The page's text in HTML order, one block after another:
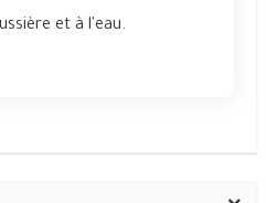
et à l'eau.